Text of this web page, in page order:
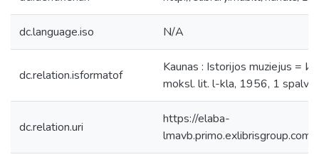
dc.language.iso N/A
dc.relation.isformatof
Kaunas : Istorijos muziejus =
moksl. lit. l-kla, 1956, 1
dc.relation.uri
https://elaba-